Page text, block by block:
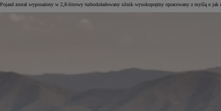
Pojazd został wyposażony w 2,8-litrowy turbodoładowany silnik wysokoprężny opracowany z myślą o